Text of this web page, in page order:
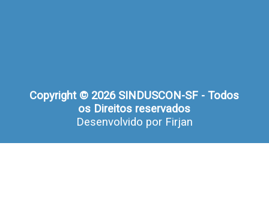
Copyright © 2026 SINDUSCON-SF - Todos
os Direitos reservados
Desenvolvido por Firjan